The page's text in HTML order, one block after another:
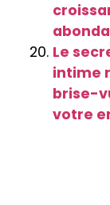
Le
intime
brise-
votre